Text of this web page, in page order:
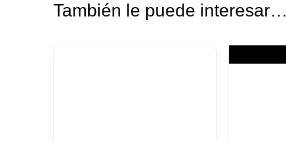
También le puede interesar…